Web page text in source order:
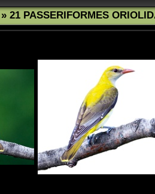
» 21 PASSERIFORMES